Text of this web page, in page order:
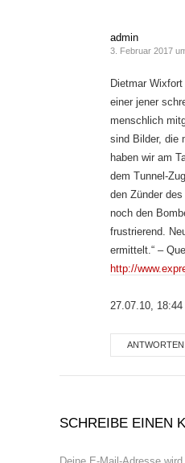
admin
3. Februar 2017
Dietmar
einer jener
menschlich
sind Bilder, die
haben wir am
dem Tunnel-
den Zünder
noch den
frustrierend.
ermittelt.“ –
http://
27.07.10, 18:44
ANTWORTEN
SCHREIBE EINEN